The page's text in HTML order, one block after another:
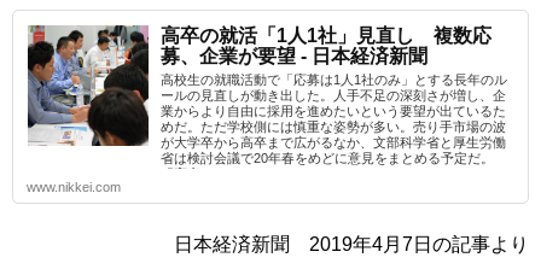
高卒の就活「1人1社」見直し 複数応
募、企業が要望 - 日本経済新聞
高校生の就職活動で「応募は1人1社のみ」とする長年のル
ールの見直しが動き出した。人手不足の深刻さが増し、企
業からより自由に採用を進めたいという要望が出ているた
めだ。ただ学校側には慎重な姿勢が多い。売り手市場の波
が大学卒から高卒まで広がるなか、文部科学省と厚生労働
省は検討会議で20年春をめどに意見をまとめる予定だ。
「高卒...
www.nikkei.com
日本経済新聞 2019年4月7日の記事より